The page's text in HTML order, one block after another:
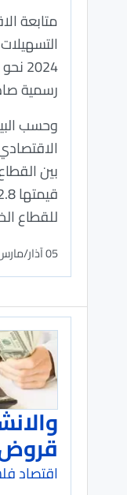
متابعة
رسمية
وحسب
بين
للقطاع
05 آذار/مارس 2025
اقتصاد